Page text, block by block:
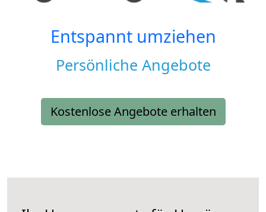
Entspannt umziehen
Persönliche Angebote
Kostenlose Angebote erhalten